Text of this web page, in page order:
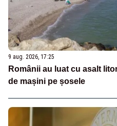
9 aug. 2026, 17:25
Românii au luat cu asalt
de mașini pe șosele